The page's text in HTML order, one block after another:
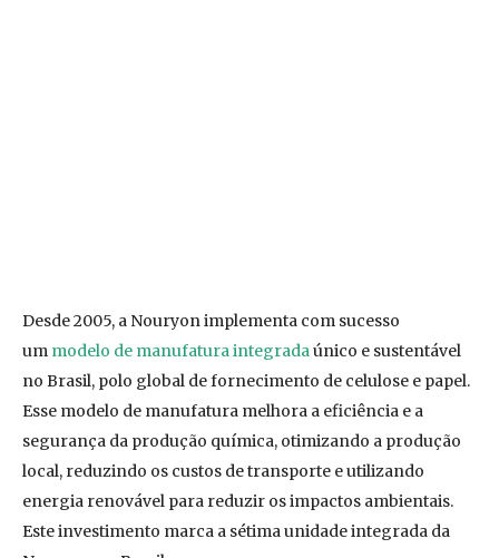
Desde 2005, a Nouryon implementa com sucesso
um modelo de manufatura integradaúnico e sustentável
no Brasil, polo global de fornecimento de celulose e papel.
Esse modelo de manufatura melhora a eficiência e a
segurança da produção química, otimizando a produção
local, reduzindo os custos de transporte e utilizando
energia renovável para reduzir os impactos ambientais.
Este investimento marca a sétima unidade integrada da